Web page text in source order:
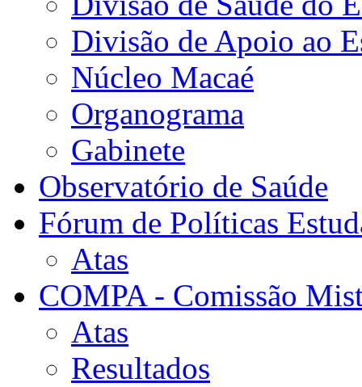
Divisão de Apoio ao
Núcleo Macaé
Organograma
Gabinete
Observatório de Saúde
Fórum de Políticas
Atas
COMPA - Comissão
Atas
Resultados